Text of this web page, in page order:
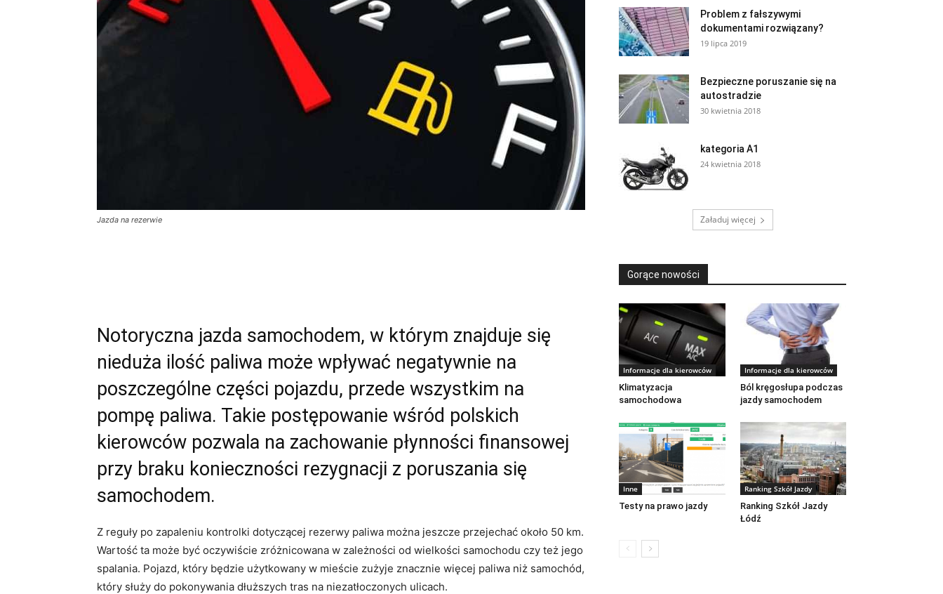
Jazda na rezerwie
Notoryczna jazda samochodem, w którym znajduje się
nieduża ilość paliwa może wpływać negatywnie na
poszczególne części pojazdu, przede wszystkim na
pompę paliwa. Takie postępowanie wśród polskich
kierowców pozwala na zachowanie płynności finansowej
przy braku konieczności rezygnacji z poruszania się
samochodem.
Z reguły po zapaleniu kontrolki dotyczącej rezerwy paliwa można jeszcze przejechać około 50 km.
Wartość ta może być oczywiście zróżnicowana w zależności od wielkości samochodu czy też jego
spalania. Pojazd, który będzie użytkowany w mieście zużyje znacznie więcej paliwa niż samochód,
który służy do pokonywania dłuższych tras na niezatłoczonych ulicach.
Problem z fałszywymi
dokumentami rozwiązany?
19 lipca 2019
Bezpieczne poruszanie się na
autostradzie
30 kwietnia 2018
kategoria A1
24 kwietnia 2018
Załaduj więcej
Gorące nowości
Informacje dla kierowców
Klimatyzacja
samochodowa
Informacje dla kierowców
Ból kręgosłupa podczas
jazdy samochodem
Inne
Testy na prawo jazdy
Ranking Szkół Jazdy
Ranking Szkół Jazdy
Łódź